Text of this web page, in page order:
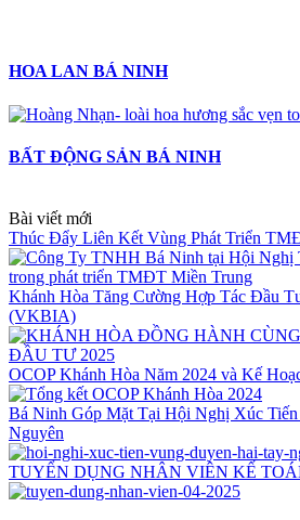
HOA LAN BÁ NINH
BẤT ĐỘNG SẢN BÁ NINH
Bài viết mới
Thúc Đẩy Liên Kết Vùng Phát Triển
Khánh Hòa Tăng Cường Hợp Tác Đầu
(VKBIA)
OCOP Khánh Hòa Năm 2024 và Kế
Bá Ninh Góp Mặt Tại Hội Nghị Xúc
Nguyên
TUYỂN DỤNG NHÂN VIÊN KẾ